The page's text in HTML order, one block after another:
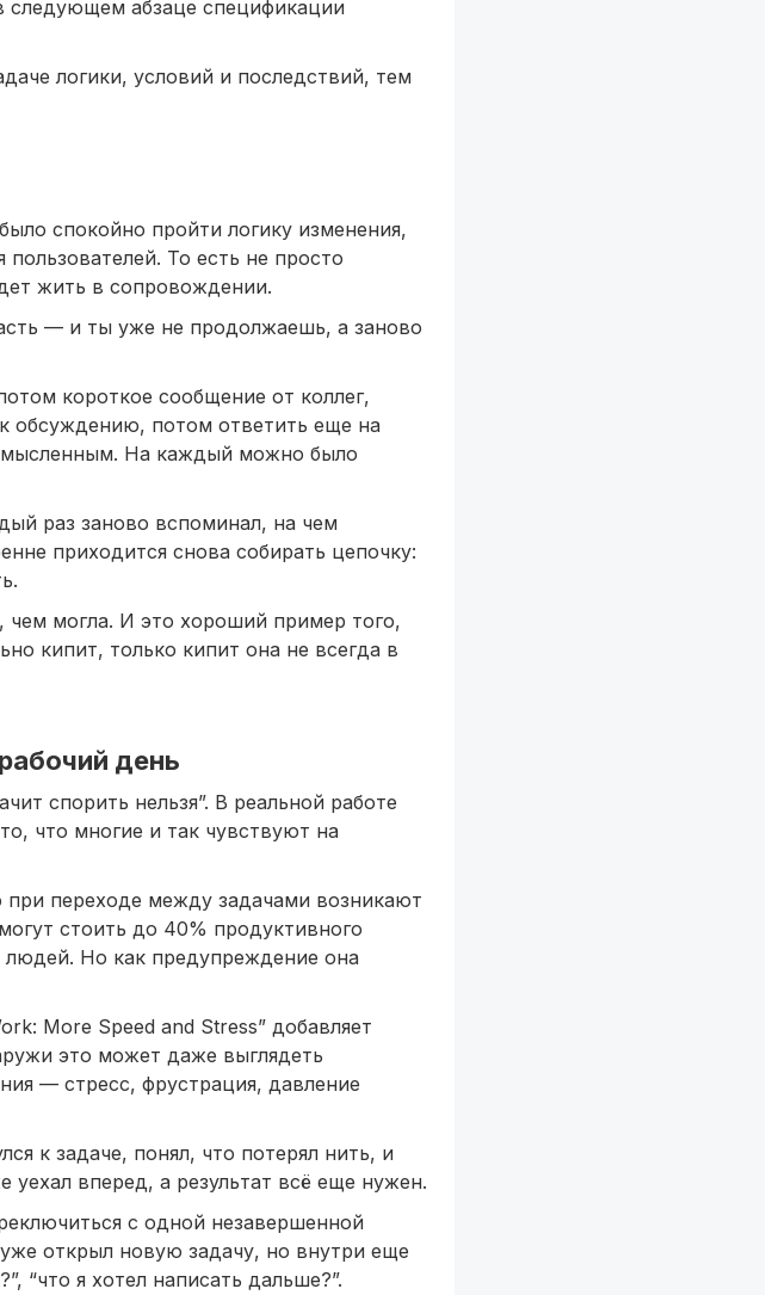
следующем абзаце спецификации
логики, условий и последствий, тем
спокойно пройти логику изменения,
То есть не просто
жить в сопровождении.
— и ты уже не продолжаешь, а заново
короткое сообщение от коллег,
обсуждению, потом ответить еще на
На каждый можно было
раз заново вспоминал, на чем
приходится снова собирать цепочку:
чем могла. И это хороший пример того,
кипит, только кипит она не всегда в
день
спорить нельзя”. В реальной работе
что многие и так чувствуют на
при переходе между задачами возникают
стоить до 40% продуктивного
людей. Но как предупреждение она
More Speed and Stress” добавляет
это может даже выглядеть
— стресс, фрустрация, давление
к задаче, понял, что потерял нить, и
вперед, а результат всё еще нужен.
с одной незавершенной
открыл новую задачу, но внутри еще
“что я хотел написать дальше?”.